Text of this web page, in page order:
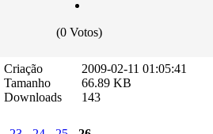
(0 Votos)
Criação
Tamanho
Downloads
2009-02-11 01:05:41
66.89 KB
143